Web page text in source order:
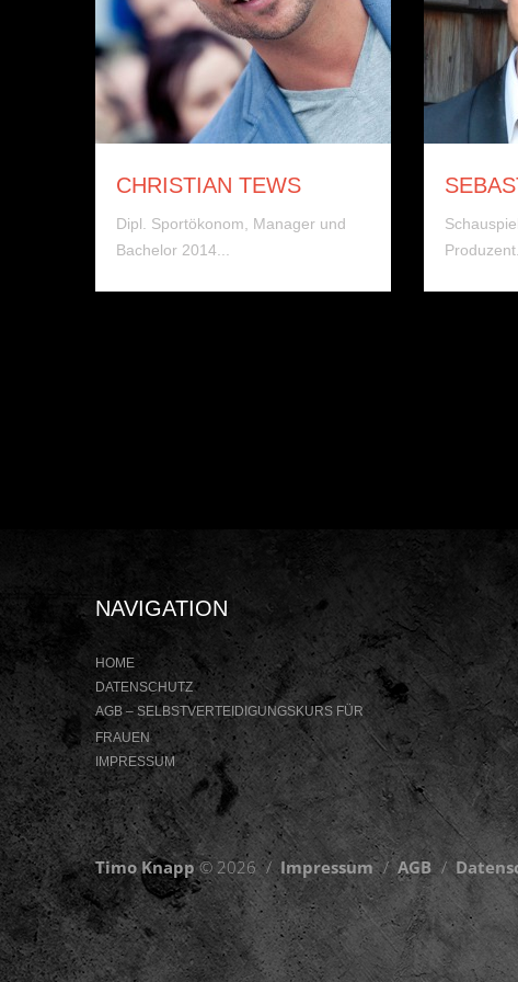
CHRISTIAN TEWS
Dipl. Sportökonom, Manager und
Bachelor 2014...
NAVIGATION
HOME
DATENSCHUTZ
AGB – SELBSTVERTEIDIGUNGSKURS FÜR
FRAUEN
IMPRESSUM
Timo Knapp© 2026 Impressum AGB